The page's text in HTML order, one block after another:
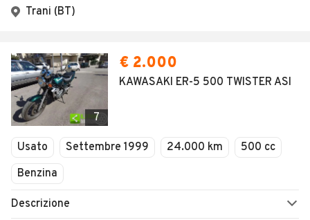
Trani (BT)
7
€ 2.000
KAWASAKI ER-5 500 TWISTER ASI
Usato Settembre 1999 24.000 km
500 cc
Benzina
Descrizione